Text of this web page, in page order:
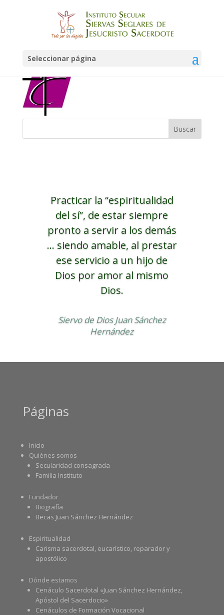
Seleccionar página
logo-CEE
Practicar la “espiritualidad
del sí”, de estar siempre
pronto a servir a los demás
... siendo amable, al prestar
ese servicio a un hijo de
Dios por amor al mismo
Dios.
Siervo de Dios Juan Sánchez
Hernández
Páginas
Inicio
Quiénes somos
Secularidad consagrada
Familia Instituto
Fundador
Biografía
Becas Juan Sánchez Hernández
Espiritualidad
Carisma sacerdotal, eucarístico, reparador y
apostólico
Dónde estamos
Cenáculo Sacerdotal «Juan Sánchez Hernández,
Apóstol del Sacerdocio»
Cenáculos de Formación Vocacional